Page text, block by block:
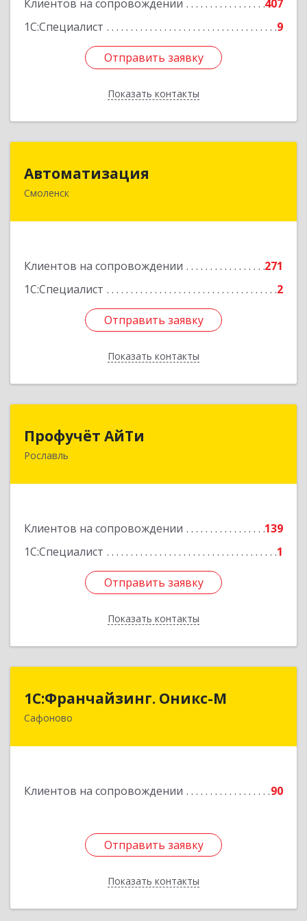
Клиентов на сопровождении
407
1С:Специалист
9
Отправить заявку
Показать контакты
Отправить заявку
Назад
Автоматизация
Смоленск
Клиентов на сопровождении
271
1С:Специалист
2
Отправить заявку
Показать контакты
214019, Смоленская обл, Смоленск г, Марии
Отправить заявку
Назад
Профучёт АйТи
Рославль
Клиентов на сопровождении
139
1С:Специалист
1
Отправить заявку
Показать контакты
216500, Смоленская обл, Рославльский р-н,
Отправить заявку
Назад
1С:Франчайзинг. Оникс-М
Сафоново
Клиентов на сопровождении 90
Отправить заявку
Показать контакты
1С:Франчайзинг. Оникс-М
215500, Смоленская обл, Сафоновский р-н,
Отправить заявку
Назад